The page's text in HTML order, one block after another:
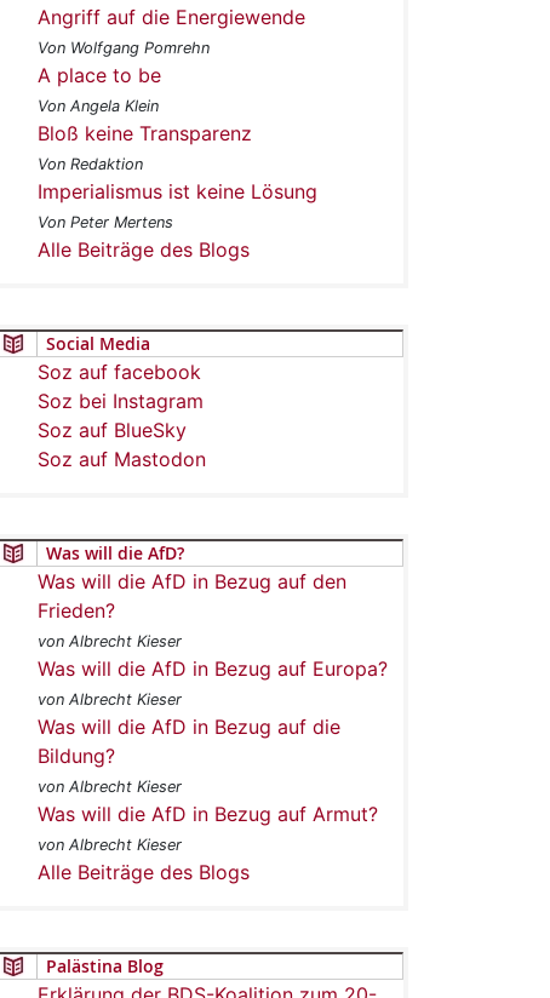
Angriff auf die Energiewende
Von Wolfgang Pomrehn
A place to be
Von Angela Klein
Bloß keine Transparenz
Von Redaktion
Imperialismus ist keine Lösung
Von Peter Mertens
Alle Beiträge des Blogs
Social Media
Soz auf facebook
Soz bei Instagram
Soz auf BlueSky
Soz auf Mastodon
Was will die AfD?
Was will die AfD in Bezug auf den
Frieden?
von Albrecht Kieser
Was will die AfD in Bezug auf Europa?
von Albrecht Kieser
Was will die AfD in Bezug auf die
Bildung?
von Albrecht Kieser
Was will die AfD in Bezug auf Armut?
von Albrecht Kieser
Alle Beiträge des Blogs
Palästina Blog